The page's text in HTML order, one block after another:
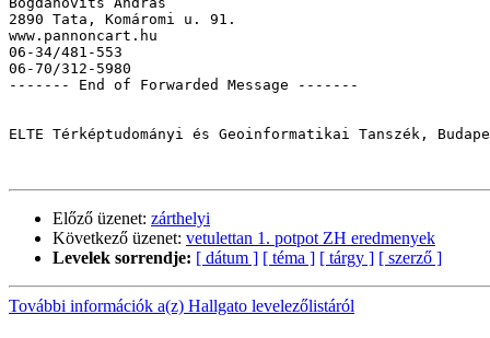
2890 Tata, Komáromi u. 91.
www.pannoncart.hu
06-34/481-553
06-70/312-5980
------- End of Forwarded Message -------
ELTE Térképtudományi és Geoinformatikai Tanszék,
Előző üzenet: zárthelyi
Következő üzenet: vetulettan 1. potpot ZH eredmenyek
Levelek sorrendje: [ dátum ] [ téma ] [ tárgy ] [ szerző ]
További információk a(z) Hallgato levelezőlistáról